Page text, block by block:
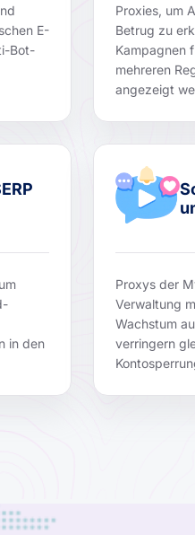
E-
Bot-
Proxies, um
Betrug zu
Kampagnen
mehreren
angezeigt
in den
Proxys der
Verwaltung
Wachstum
verringern